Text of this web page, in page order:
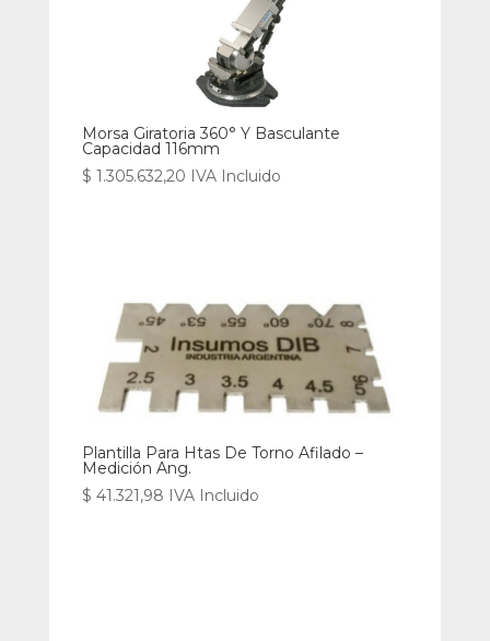
Morsa Giratoria 360° Y Basculante
Capacidad 116mm
$ 1.305.632,20 IVA Incluido
Plantilla Para Htas De Torno Afilado –
Medición Ang.
$ 41.321,98 IVA Incluido